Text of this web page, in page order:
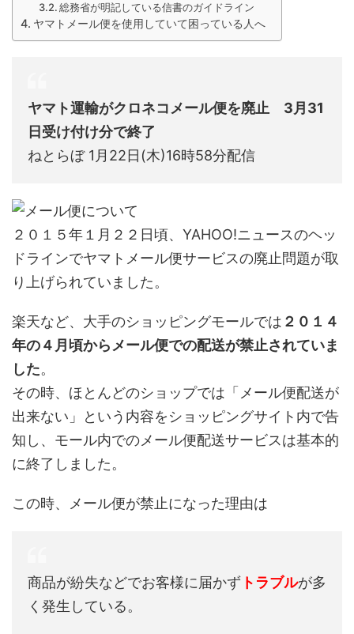
総務省が明記している信書のガイドライン
ヤマトメール便を使用していて困っている人へ
ヤマト運輸がクロネコメール便を廃止 3月31
日受け付け分で終了
ねとらぼ 1月22日(木)16時58分配信
２０１５年１月２２日頃、YAHOO!ニュースのヘッ
ドラインでヤマトメール便サービスの廃止問題が取
り上げられていました。
楽天など、大手のショッピングモールでは ２０１４
年の４月頃からメール便での配送が禁止されていま
した。
その時、ほとんどのショップでは「メール便配送が
出来ない」という内容をショッピングサイト内で告
知し、モール内でのメール便配送サービスは基本的
に終了しました。
この時、メール便が禁止になった理由は
商品が紛失などでお客様に届かず トラブルが多
く発生している。